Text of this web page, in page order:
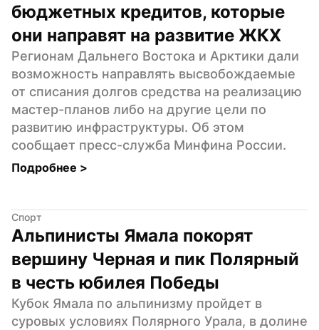
бюджетных кредитов, которые
они направят на развитие ЖКХ
Регионам Дальнего Востока и Арктики дали
возможность направлять высвобождаемые
от списания долгов средства на реализацию
мастер-планов либо на другие цели по
развитию инфраструктуры. Об этом
сообщает пресс-служба Минфина России.
Подробнее >
Спорт
Альпинисты Ямала покорят
вершину Черная и пик Полярный
в честь юбилея Победы
Кубок Ямала по альпинизму пройдет в
суровых условиях Полярного Урала, в долине